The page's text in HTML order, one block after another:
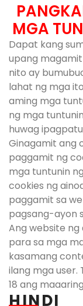
MGA
Dapat kang
upang
nito ay
lahat ng mga
aming mga
ng mga
huwag
Ginagamit ang
paggamit ng
mga tuntunin
cookies ng
paggamit sa
pagsang-ayon
Ang website ng
para sa mga
kasamang
ilang mga user.
18 ang
HINDI